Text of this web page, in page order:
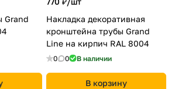
Grand
Накладка декоративная
кронштейна трубы Grand
Line на кирпич RAL 8004
0 0 В наличии
В корзину